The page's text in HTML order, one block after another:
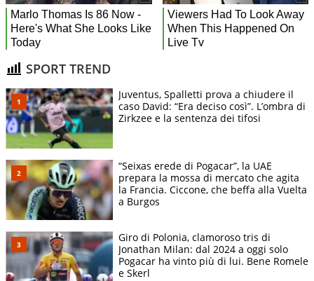
SPORT TREND
Juventus, Spalletti prova a chiudere il
caso David: “Era deciso così”. L’ombra di
Zirkzee e la sentenza dei tifosi
“Seixas erede di Pogacar”, la UAE
prepara la mossa di mercato che agita
la Francia. Ciccone, che beffa alla Vuelta
a Burgos
Giro di Polonia, clamoroso tris di
Jonathan Milan: dal 2024 a oggi solo
Pogacar ha vinto più di lui. Bene Romele
e Skerl